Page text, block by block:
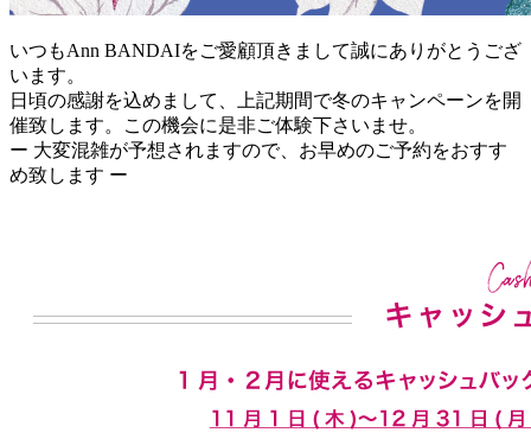
いつもAnn BANDAIをご愛顧頂きまして誠にありがとうござ
います。
日頃の感謝を込めまして、上記期間で冬のキャンペーンを開
催致します。この機会に是非ご体験下さいませ。
ー 大変混雑が予想されますので、お早めのご予約をおすす
め致します ー